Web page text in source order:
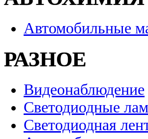
Автомобильные
РАЗНОЕ
Видеонаблюдение
Светодиодные
Светодиодная